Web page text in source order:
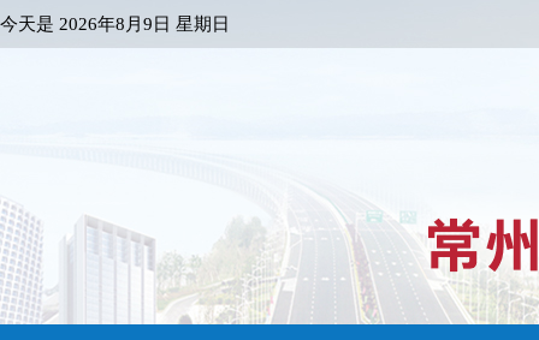
今天是 2026年8月9日 星期日